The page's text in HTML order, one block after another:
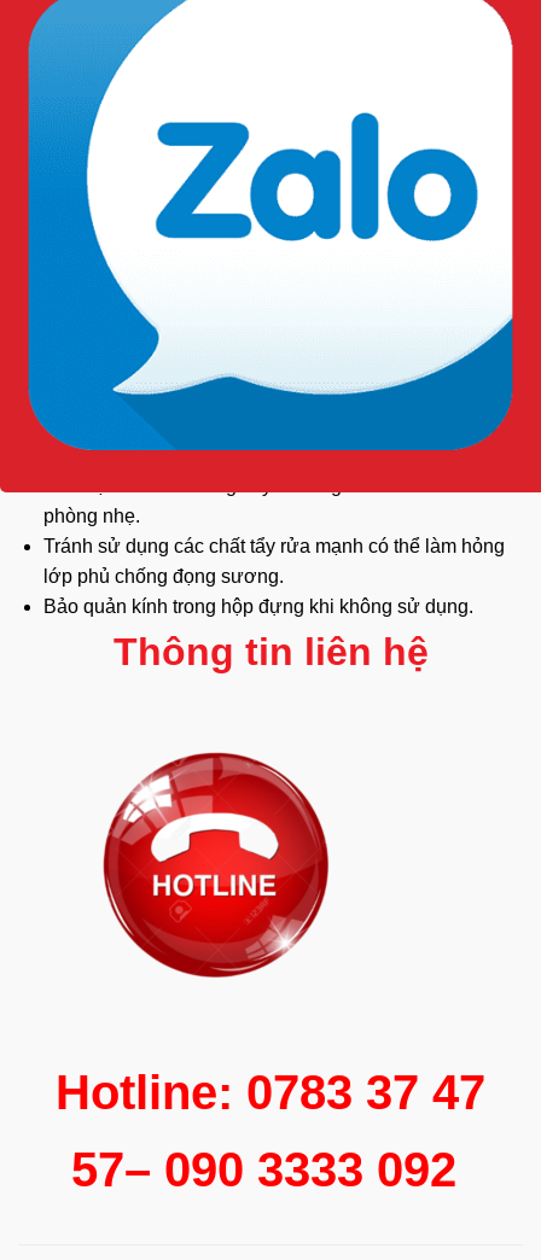
Sử dụng kính bảo hộ 3M SF401 AFmang lại nhiều lợi ích
đáng kể:
Bảo vệ mắt toàn diện: Kính cung cấp sự bảo vệ 360 độ
cho mắt, ngăn chặn các tác nhân gây hại từ mọi hướng.
Tăng hiệu suất làm việc: Với tầm nhìn rõ ràng và sự
thoải mái khi đeo, người lao động có thể tập trung hơn
vào công việc, từ đó nâng cao hiệu suất.
Thoải mái khi đeo trong thời gian dài: Thiết kế
ergonomic giúp giảm mệt mỏi, cho phépsử dụng
tục trong ca làm việc dài.
Vệ sinh và bảo quản kính
phòng nhẹ.
Tránh sử dụng các chất tẩy rửa mạnh có thể làm hỏng
lớp phủ chống đọng sương.
Bảo quản kính trong hộp đựng khi không sử dụng.
Thông tin liên hệ
Hotline: 0783 37 47
57– 090 3333 092